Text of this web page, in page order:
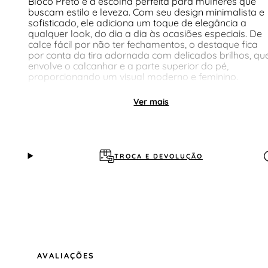
buscam estilo e leveza. Com seu design minimalista e
sofisticado, ele adiciona um toque de elegância a
qualquer look, do dia a dia às ocasiões especiais. De
calce fácil por não ter fechamentos, o destaque fica
por conta da tira adornada com delicados brilhos,
envolve o calcanhar e a parte superior do pé,
proporcionando um visual moderno e feminino.
Ver mais
TROCA E DEVOLUÇÃO
AVALIAÇÕES